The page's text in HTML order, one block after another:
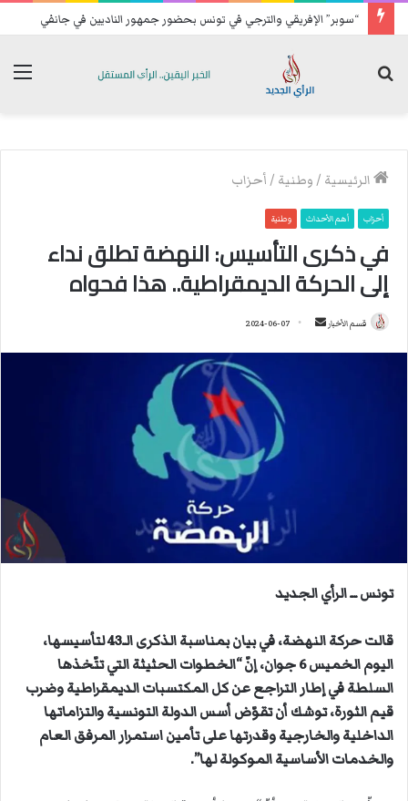
“سوبر” الإفريقي والترجي في تونس بحضور جمهور الناديين في جانفي
الرئيسية /وطنية /أحزاب
أحزاب أهم الأحداث وطنية
في ذكرى التأسيس: النهضة تطلق نداء
إلى الحركة الديمقراطية.. هذا فحواه
قسم الأخبار
ك
ت
ي
ا
2024-06-07
تونس ــ الرأي الجديد
قالت حركة النهضة، في بيان بمناسبة الذكرى الـ43 لتأسيسها،
اليوم الخميس 6 جوان، إنّ “الخطوات الحثيثة التي تتّخذها
السلطة في إطار التراجع عن كل المكتسبات الديمقراطية وضرب
قيم الثورة، توشك أن تقوّض أسس الدولة التونسية والتزاماتها
الداخلية والخارجية وقدرتها على تأمين استمرار المرفق العام
والخدمات الأساسية الموكولة لها”.